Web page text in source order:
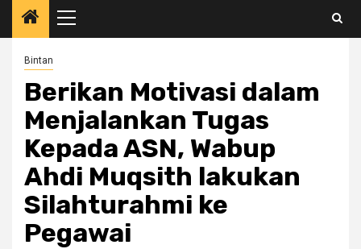
Primary
Menu
Bintan
Berikan Motivasi dalam
Menjalankan Tugas
Kepada ASN, Wabup
Ahdi Muqsith lakukan
Silahturahmi ke
Pegawai